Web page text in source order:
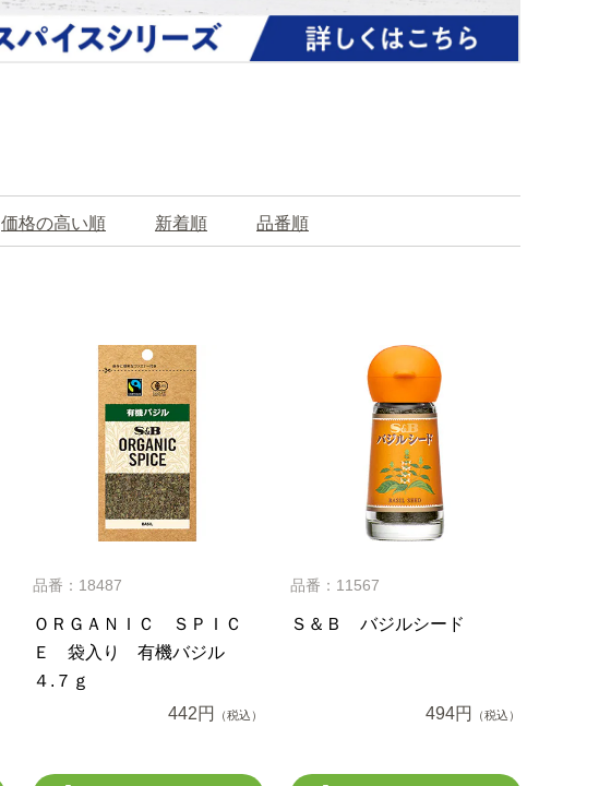
価格の高い順 新着順 品番順
品番：18487
ＯＲＧＡＮＩＣ ＳＰＩＣ
Ｅ 袋入り 有機バジル
４.７ｇ
442円
（税込）
品番：11567
Ｓ＆Ｂ バジルシード
494円 （税込）